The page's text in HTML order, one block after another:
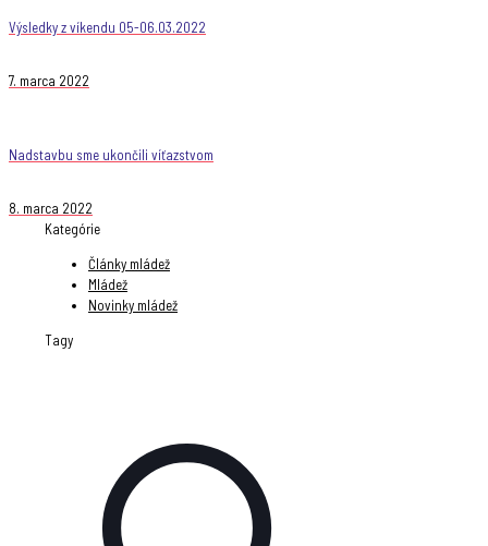
Výsledky z víkendu 05-06.03.2022
7. marca 2022
Nadstavbu sme ukončili víťazstvom
8. marca 2022
Kategórie
Články mládež
Mládež
Novinky mládež
Tagy